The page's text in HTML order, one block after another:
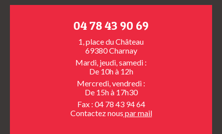
04 78 43 90 69
1, place du Château
69380 Charnay
Mardi, jeudi, samedi :
De 10h à 12h
Mercredi, vendredi :
De 15h à 17h30
Fax : 04 78 43 94 64
Contactez nous par mail